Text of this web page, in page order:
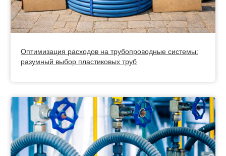
Оптимизация расходов на трубопроводные системы:
разумный выбор пластиковых труб